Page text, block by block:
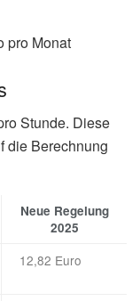
pro Monat
Stunde. Diese
die Berechnung
Neue Regelung
2025
12,82 Euro